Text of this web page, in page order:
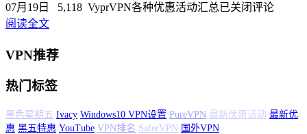
07月19日
5,118 VyprVPN各种优惠活动汇总已关闭评论
阅读全文
VPN推荐
热门标签
黑色星期五 Ivacy Windows10 VPN设置 PureVPN 最新优惠活动 最新优
惠 黑五特惠 YouTube VPN排名 SaferVPN 国外VPN